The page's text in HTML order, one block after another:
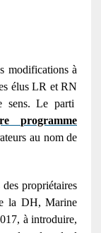
modifications à
élusLR etRN
sens. Le parti
programme
au nom de
propriétaires
la DH, Marine
à introduire,